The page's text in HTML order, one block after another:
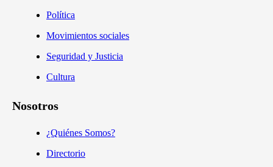
Política
Movimientos sociales
Seguridad y Justicia
Cultura
Nosotros
¿Quiénes Somos?
Directorio